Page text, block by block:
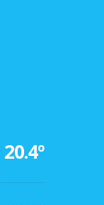
20.4º